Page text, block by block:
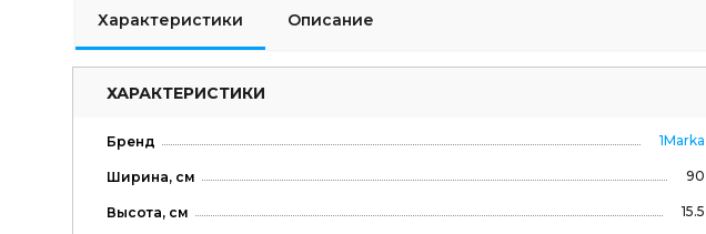
Характеристики Описание
ХАРАКТЕРИСТИКИ
Бренд 1Marka
Ширина, см 90
Высота, см 15.5